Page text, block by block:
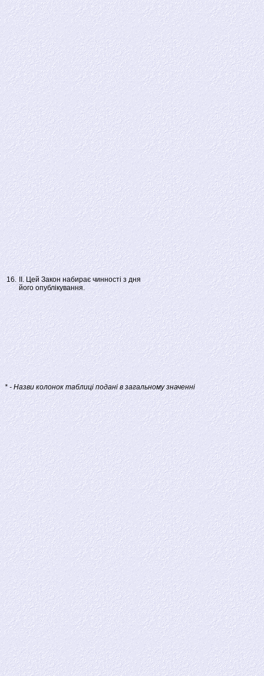
16. ІІ. Цей Закон набирає чинності з дня
його опублікування.
* - Назви колонок таблиці подані в загальному значенні